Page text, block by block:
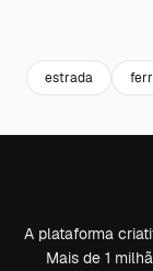
estrada
A plataforma
Mais de 1